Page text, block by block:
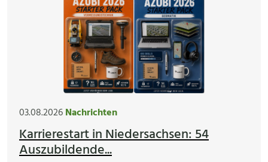
03.08.2026Nachrichten
Karrierestart in Niedersachsen: 54
Auszubildende...